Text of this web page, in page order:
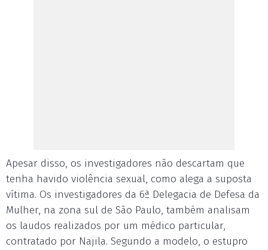
Apesar disso, os investigadores não descartam que
tenha havido violência sexual, como alega a suposta
vítima. Os investigadores da 6ª Delegacia de Defesa da
Mulher, na zona sul de São Paulo, também analisam
os laudos realizados por um médico particular,
contratado por Najila. Segundo a modelo, o estupro